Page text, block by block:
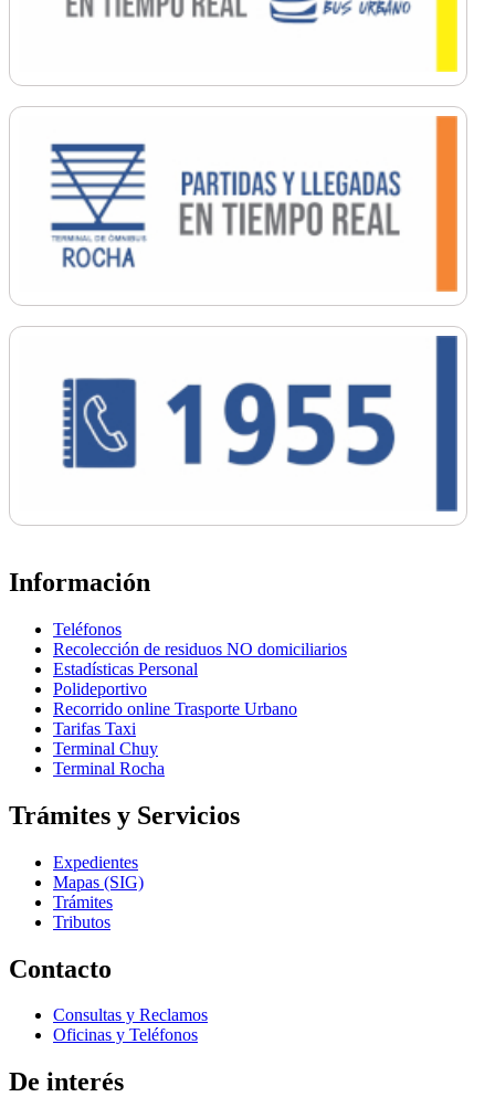
Información
Teléfonos
Recolección de residuos NO domiciliarios
Estadísticas Personal
Polideportivo
Recorrido online Trasporte Urbano
Tarifas Taxi
Terminal Chuy
Terminal Rocha
Trámites y Servicios
Expedientes
Mapas (SIG)
Trámites
Tributos
Contacto
Consultas y Reclamos
Oficinas y Teléfonos
De interés